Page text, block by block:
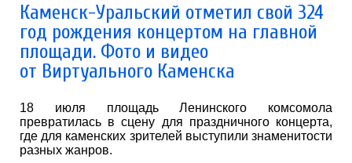
Каменск-Уральский отметил свой 324
год рождения концертом на главной
площади. Фото и видео
от Виртуального Каменска
18 июля площадь Ленинского комсомола
превратилась в сцену для праздничного концерта,
где для каменских зрителей выступили знаменитости
разных жанров.